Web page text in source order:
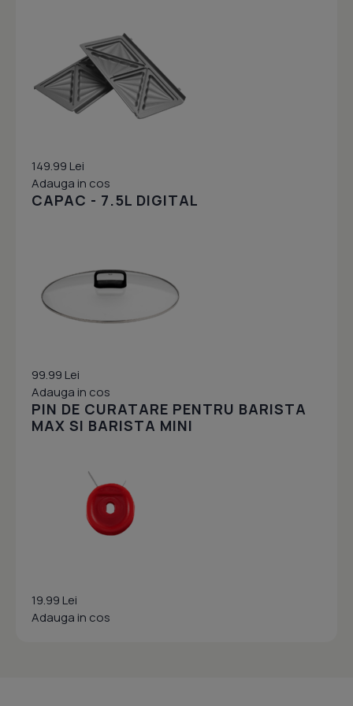
149.99 Lei
Adauga in cos
CAPAC - 7.5L DIGITAL
99.99 Lei
Adauga in cos
PIN DE CURATARE PENTRU BARISTA
MAX SI BARISTA MINI
19.99 Lei
Adauga in cos